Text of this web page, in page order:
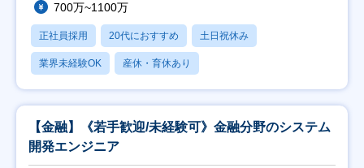
700万~1100万
正社員採用 20代におすすめ 土日祝休み
業界未経験OK 産休・育休あり
【金融】《若手歓迎/未経験可》金融分野のシステム
開発エンジニア